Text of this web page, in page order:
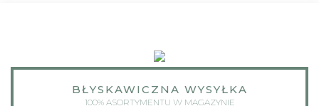
BŁYSKAWICZNA WYSYŁKA
100% ASORTYMENTU W MAGAZYNIE